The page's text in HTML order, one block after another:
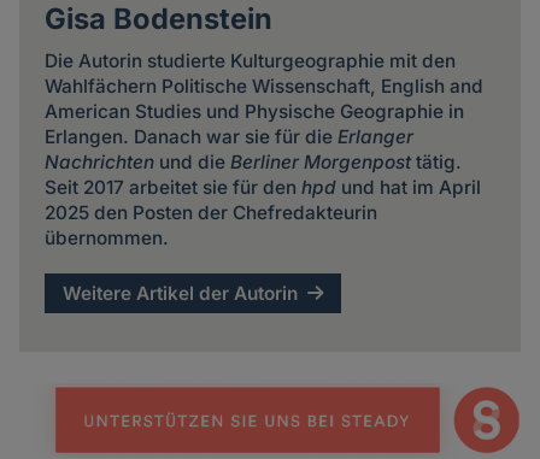
Gisa Bodenstein
Die Autorin studierte Kulturgeographie mit den
Wahlfächern Politische Wissenschaft, English and
American Studies und Physische Geographie in
Erlangen. Danach war sie für die Erlanger
Nachrichtenund die Berliner Morgenposttätig.
Seit 2017 arbeitet sie für den hpdund hat im April
2025 den Posten der Chefredakteurin
übernommen.
Weitere Artikel der Autorin